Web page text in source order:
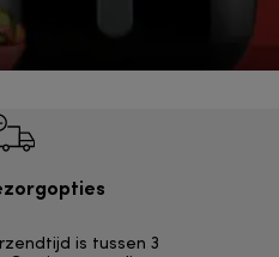
is tussen 3